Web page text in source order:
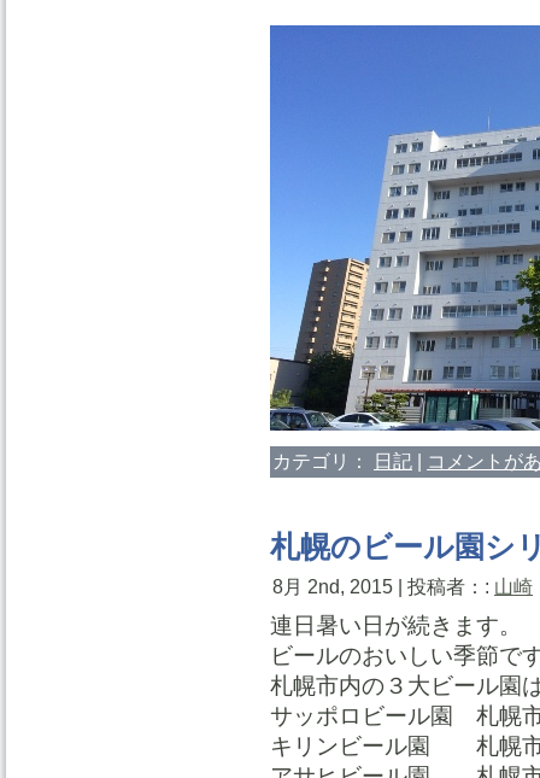
カテゴリ： 日記 コメントが
札幌のビール園シ
8月 2nd, 2015 | 投稿者：: 山崎
連日暑い日が続きます。
ビールのおいしい季節で
札幌市内の３大ビール園
サッポロビール園 札幌
キリンビール園 札幌市